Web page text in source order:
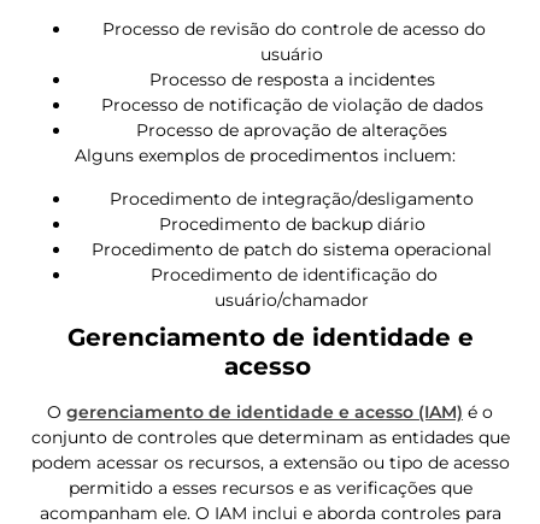
Processo de revisão do controle de acesso do
usuário
Processo de resposta a incidentes
Processo de notificação de violação de dados
Processo de aprovação de alterações
Alguns exemplos de procedimentos incluem:
Procedimento de integração/desligamento
Procedimento de backup diário
Procedimento de patch do sistema operacional
Procedimento de identificação do
usuário/chamador
Gerenciamento de identidade e
acesso
O gerenciamento de identidade e acesso (IAM) é o
conjunto de controles que determinam as entidades que
podem acessar os recursos, a extensão ou tipo de acesso
permitido a esses recursos e as verificações que
acompanham ele. O IAM inclui e aborda controles para